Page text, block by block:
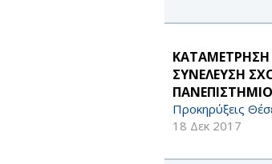
ΚΑΤΑΜΕΤΡΗΣΗ
ΣΥΝΕΛΕΥΣΗ
Προκηρύξεις
18 Δεκ 2017